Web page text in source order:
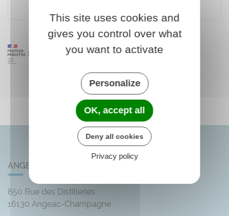
ANGEAC-CHAMPAGNE
850 Rue des Distilleries
16130 Angeac-Champagne
This site uses cookies and
gives you control over what
you want to activate
Personalize
OK, accept all
Deny all cookies
Privacy policy